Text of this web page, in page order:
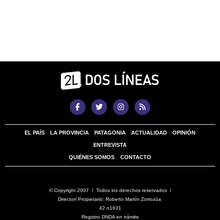
EL PAÍS LA PROVINCIA PATAGONIA ACTUALIDAD OPINIÓN
ENTREVISTA
QUIÉNES SOMOS CONTACTO
© Copyright 2007 / Todos los derechos reservados /
Director/ Propietario: Roberto Martín Zorrozúa
42 n1631
Registro DNDA en trámite